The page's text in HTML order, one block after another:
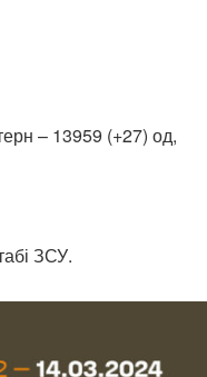
– 13959 (+27) од,
ЗСУ.